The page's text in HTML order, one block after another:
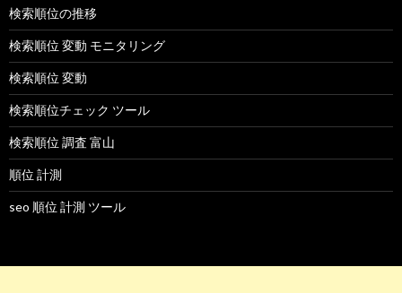
検索順位の推移
検索順位 変動 モニタリング
検索順位 変動
検索順位チェック ツール
検索順位 調査 富山
順位 計測
seo 順位 計測 ツール